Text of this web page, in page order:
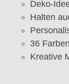
Deko-
Halten
36
Kreative